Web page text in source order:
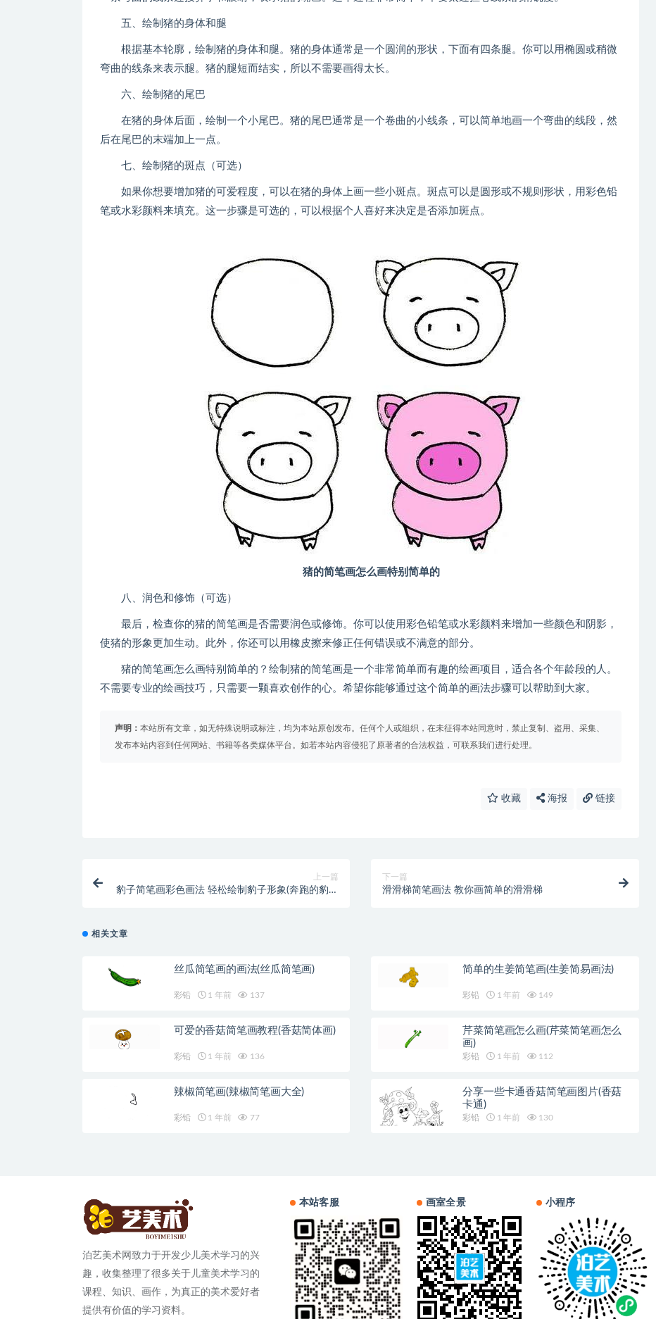
五、绘制猪的身体和腿
根据基本轮廓，绘制猪的身体和腿。猪的身体通常是一个圆润的形状，下面有四条腿。你可以用椭圆或稍微
弯曲的线条来表示腿。猪的腿短而结实，所以不需要画得太长。
六、绘制猪的尾巴
在猪的身体后面，绘制一个小尾巴。猪的尾巴通常是一个卷曲的小线条，可以简单地画一个弯曲的线段，然
后在尾巴的末端加上一点。
七、绘制猪的斑点（可选）
如果你想要增加猪的可爱程度，可以在猪的身体上画一些小斑点。斑点可以是圆形或不规则形状，用彩色铅
笔或水彩颜料来填充。这一步骤是可选的，可以根据个人喜好来决定是否添加斑点。
猪的简笔画怎么画特别简单的
八、润色和修饰（可选）
最后，检查你的猪的简笔画是否需要润色或修饰。你可以使用彩色铅笔或水彩颜料来增加一些颜色和阴影，
使猪的形象更加生动。此外，你还可以用橡皮擦来修正任何错误或不满意的部分。
猪的简笔画怎么画特别简单的？绘制猪的简笔画是一个非常简单而有趣的绘画项目，适合各个年龄段的人。
不需要专业的绘画技巧，只需要一颗喜欢创作的心。希望你能够通过这个简单的画法步骤可以帮助到大家。
声明： 本站所有文章，如无特殊说明或标注，均为本站原创发布。任何个人或组织，在未征得本站同意时，禁止复制、盗用、采集、
发布本站内容到任何网站、书籍等各类媒体平台。如若本站内容侵犯了原著者的合法权益，可联系我们进行处理。
收藏 海报 链接
上一篇
豹子简笔画彩色画法 轻松绘制豹子形象(奔跑的豹子
下一篇
滑滑梯简笔画法 教你画简单的滑滑梯
相关文章
丝瓜简笔画的画法(丝瓜简笔画)
彩铅 1 年前 137
简单的生姜简笔画(生姜简易画法)
彩铅 1 年前 149
可爱的香菇简笔画教程(香菇简体画)
彩铅 1 年前 136
芹菜简笔画怎么画(芹菜简笔画怎么
画)
彩铅 1 年前 112
辣椒简笔画(辣椒简笔画大全)
彩铅 1 年前 77
分享一些卡通香菇简笔画图片(香菇
卡通)
彩铅 1 年前 130
泊艺美术网致力于开发少儿美术学习的兴
趣，收集整理了很多关于儿童美术学习的
课程、知识、画作，为真正的美术爱好者
提供有价值的学习资料。
本站客服 画室全景 小程序